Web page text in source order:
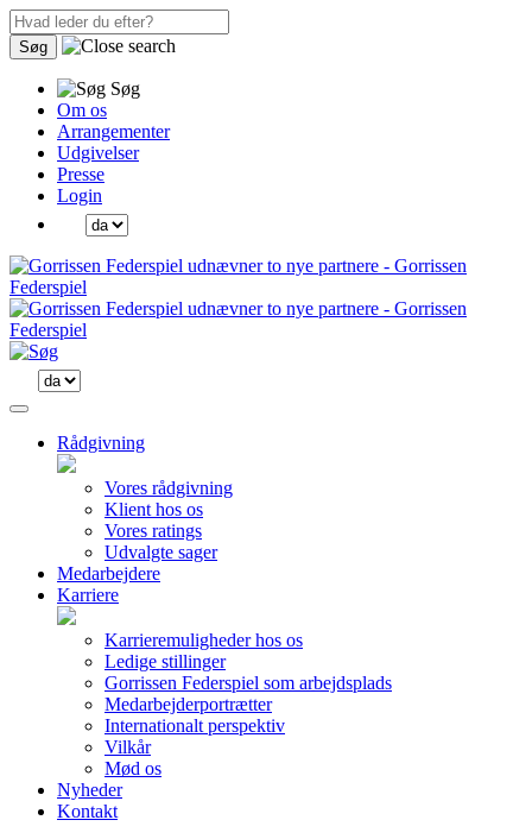
Søg
Søg
Om os
Arrangementer
Udgivelser
Presse
Login
Rådgivning
Vores rådgivning
Klient hos os
Vores ratings
Udvalgte sager
Medarbejdere
Karriere
Karrieremuligheder hos os
Ledige stillinger
Gorrissen Federspiel som arbejdsplads
Medarbejderportrætter
Internationalt perspektiv
Vilkår
Mød os
Nyheder
Kontakt